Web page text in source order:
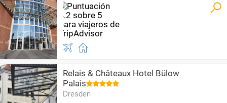
Relais & Châteaux Hotel Bülow
Palais
Dresden